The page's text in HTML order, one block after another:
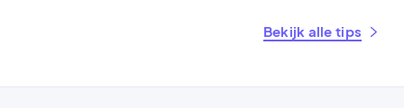
Bekijk alle tips